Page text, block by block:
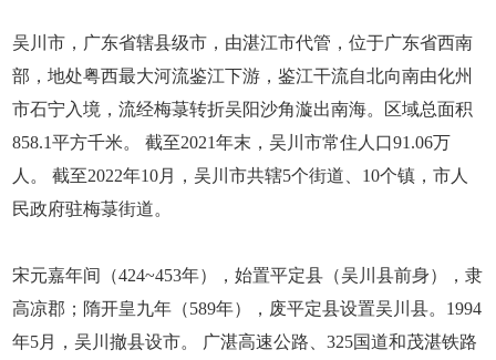
吴川市，广东省辖县级市，由湛江市代管，位于广东省西南
部，地处粤西最大河流鉴江下游，鉴江干流自北向南由化州
市石宁入境，流经梅菉转折吴阳沙角漩出南海。区域总面积
858.1平方千米。 截至2021年末，吴川市常住人口91.06万
人。 截至2022年10月，吴川市共辖5个街道、10个镇，市人
民政府驻梅菉街道。
宋元嘉年间（424~453年），始置平定县（吴川县前身），隶
高凉郡；隋开皇九年（589年），废平定县设置吴川县。1994
年5月，吴川撤县设市。 广湛高速公路、325国道和茂湛铁路